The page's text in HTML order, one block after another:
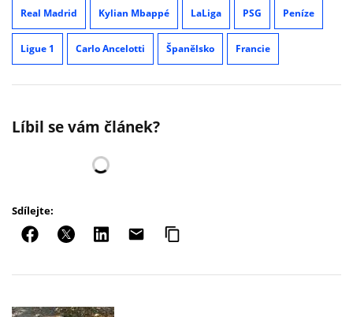
Real Madrid Kylian Mbappé LaLiga PSG Peníze
Ligue 1 Carlo Ancelotti Španělsko Francie
Líbil se vám článek?
Sdílejte: